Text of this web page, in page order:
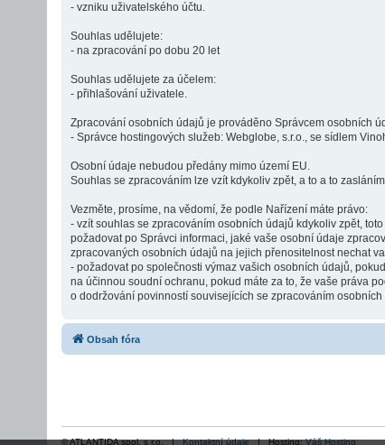
- vzniku uživatelského účtu.
Souhlas udělujete:
- na zpracování po dobu 20 let
Souhlas udělujete za účelem:
- přihlašování uživatele.
Zpracování osobních údajů je prováděno Správcem osobních
- Správce hostingových služeb: Webglobe, s.r.o., se sídlem
Osobní údaje nebudou předány mimo území EU.
Souhlas se zpracováním lze vzít kdykoliv zpět, a to a to
Vezměte, prosíme, na vědomí, že podle Nařízení máte právo:
- vzít souhlas se zpracováním osobních údajů kdykoliv zpět,
požadovat po Správci informaci, jaké vaše osobní údaje
zpracovaných osobních údajů na jejich přenositelnost nechat
- požadovat po společnosti výmaz vašich osobních údajů,
na účinnou soudní ochranu, pokud máte za to, že vaše práva
o dodržování povinností souvisejících se zpracováním
Obsah fóra
© ATLANTIDA spol. s r.o. |Kontaktní údaje| Hosting:Váš Hosting